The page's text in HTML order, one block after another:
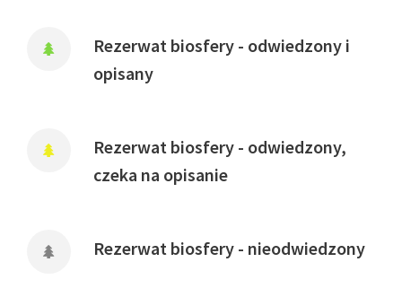
Rezerwat biosfery - odwiedzony i
opisany
Rezerwat biosfery - odwiedzony,
czeka na opisanie
Rezerwat biosfery - nieodwiedzony